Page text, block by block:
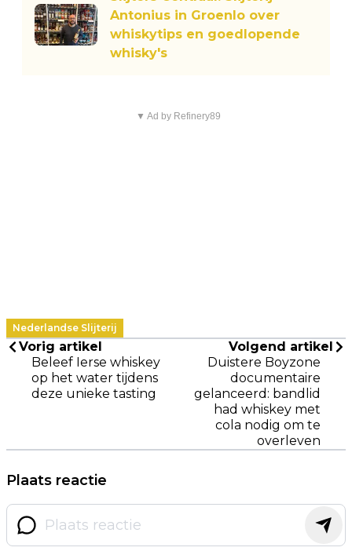
Antonius in Groenlo over
whiskytips en goedlopende
whisky's
▼ Ad by Refinery89
Nederlandse Slijterij
Vorig artikel
Beleef Ierse whiskey
op het water tijdens
deze unieke tasting
Volgend artikel
Duistere Boyzone
documentaire
gelanceerd: bandlid
had whiskey met
cola nodig om te
overleven
Plaats reactie